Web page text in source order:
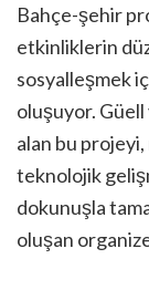
Bahçe-şehir
etkinliklerin
sosyalleşmek
oluşuyor. Güell
alan bu
teknolojik
dokunuşla
oluşan